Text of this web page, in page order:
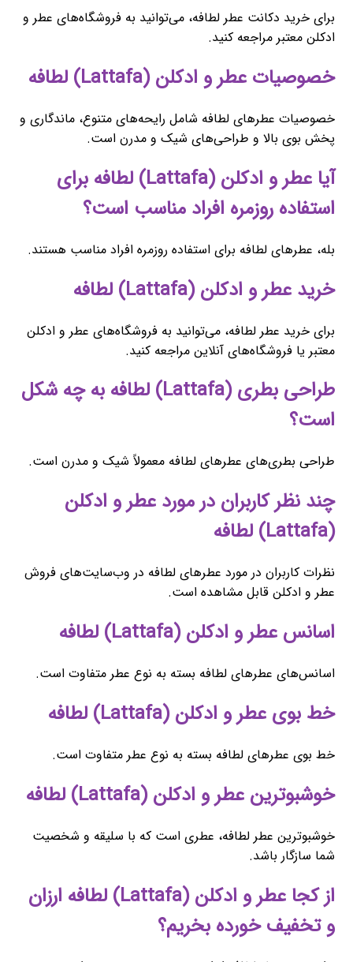
برای خرید دکانت عطر لطافه، می‌توانید به فروشگاه‌های عطر و
ادکلن معتبر مراجعه کنید.
خصوصیات عطر و ادکلن (Lattafa) لطافه
خصوصیات عطرهای لطافه شامل رایحه‌های متنوع، ماندگاری و
پخش بوی بالا و طراحی‌های شیک و مدرن است.
آیا عطر و ادکلن (Lattafa) لطافه برای
استفاده روزمره افراد مناسب است؟
بله، عطرهای لطافه برای استفاده روزمره افراد مناسب هستند.
خرید عطر و ادکلن (Lattafa) لطافه
برای خرید عطر لطافه، می‌توانید به فروشگاه‌های عطر و ادکلن
معتبر یا فروشگاه‌های آنلاین مراجعه کنید.
طراحی بطری (Lattafa) لطافه به چه شکل
است؟
طراحی بطری‌های عطرهای لطافه معمولاً شیک و مدرن است.
چند نظر کاربران در مورد عطر و ادکلن
(Lattafa) لطافه
نظرات کاربران در مورد عطرهای لطافه در وب‌سایت‌های فروش
عطر و ادکلن قابل مشاهده است.
اسانس عطر و ادکلن (Lattafa) لطافه
اسانس‌های عطرهای لطافه بسته به نوع عطر متفاوت است.
خط بوی عطر و ادکلن (Lattafa) لطافه
خط بوی عطرهای لطافه بسته به نوع عطر متفاوت است.
خوشبوترین عطر و ادکلن (Lattafa) لطافه
خوشبوترین عطر لطافه، عطری است که با سلیقه و شخصیت
شما سازگار باشد.
از کجا عطر و ادکلن (Lattafa) لطافه ارزان
و تخفیف خورده بخریم؟